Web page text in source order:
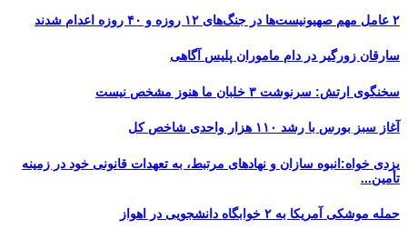
۲ عامل مهم صهیونیست‌ها در جنگ‌های ۱۲ روزه و ۴۰ روزه اعدام شدند
سارقان زورگیر در دام ماموران پلیس آگاهی
سخنگوی ارتش: سرنوشت ۳ خلبان ما هنوز مشخص نیست
آغاز سبز بورس با رشد ۱۱۰ هزار واحدی شاخص کل
یزدی خواه:انبوه سازان و نهادهای مرتبط، به تعهدات قانونی خود در زمینه
تأمین...
حمله موشکی آمریکا به ۲ خوابگاه دانشجویی در اهواز